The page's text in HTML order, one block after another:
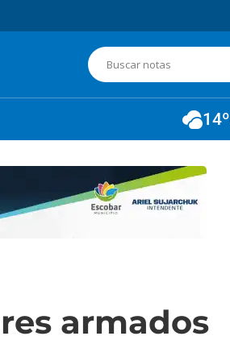
14º
armados